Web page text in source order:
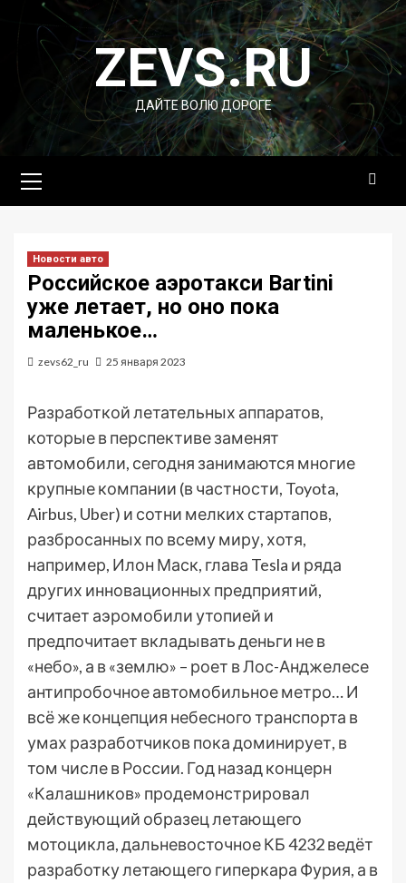
Перейти
содержимомуZEVS.RU
ДАЙТЕ ВОЛЮ ДОРОГЕ
меню
Новости авто
Российское аэротакси Bartini
уже летает, но оно пока
маленькое…
zevs62_ru 25 января 2023
Разработкой летательных аппаратов,
которые в перспективе заменят
автомобили, сегодня занимаются многие
крупные компании (в частности, Toyota,
Airbus, Uber) и сотни мелких стартапов,
разбросанных по всему миру, хотя,
например, Илон Маск, глава Tesla и ряда
других инновационных предприятий,
считает аэромобили утопией и
предпочитает вкладывать деньги не в
«небо», а в «землю» – роет в Лос-Анджелесе
антипробочное автомобильное метро… И
всё же концепция небесного транспорта в
умах разработчиков пока доминирует, в
том числе в России. Год назад концерн
«Калашников» продемонстрировал
действующий образец летающего
мотоцикла, дальневосточное КБ 4232 ведёт
разработку летающего гиперкара Фурия, а в